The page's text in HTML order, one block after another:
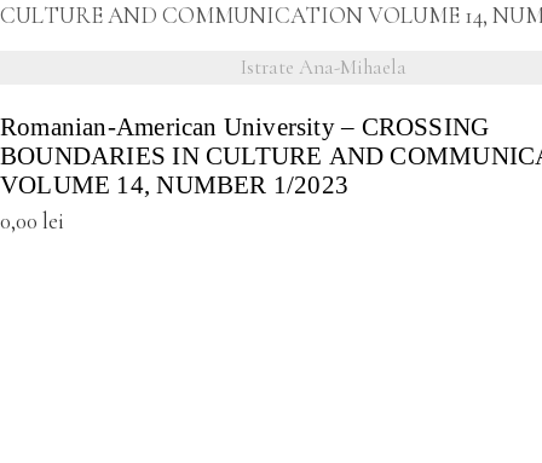
Istrate Ana-Mihaela
VEZI DETALII
Romanian-American University – CROSSING
BOUNDARIES IN CULTURE AND
VOLUME 14, NUMBER 1/2023
0,00 lei